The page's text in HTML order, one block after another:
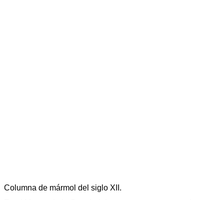
Columna de mármol del siglo XII.